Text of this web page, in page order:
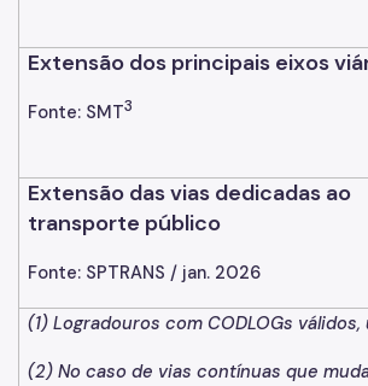
Extensão dos principais eixos
Fonte: SMT3
Extensão das vias dedicadas ao
transporte público
Fonte: SPTRANS / jan. 2026
(1) Logradouros com CODLOGs
(2) No caso de vias contínuas que